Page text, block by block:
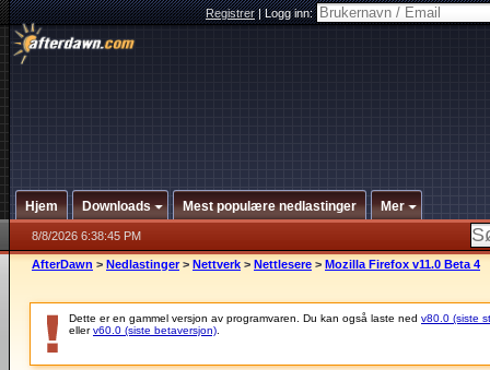
Registrer|Logg inn:
Hjem Downloads Mest populære nedlastinger Mer
8/8/2026 6:38:45 PM
AfterDawn > Nedlastinger > Nettverk > Nettlesere > Mozilla Firefox v11.0 Beta 4
Dette er en gammel versjon av programvaren. Du kan også laste ned v80.0 (siste
ellerv60.0 (siste betaversjon)